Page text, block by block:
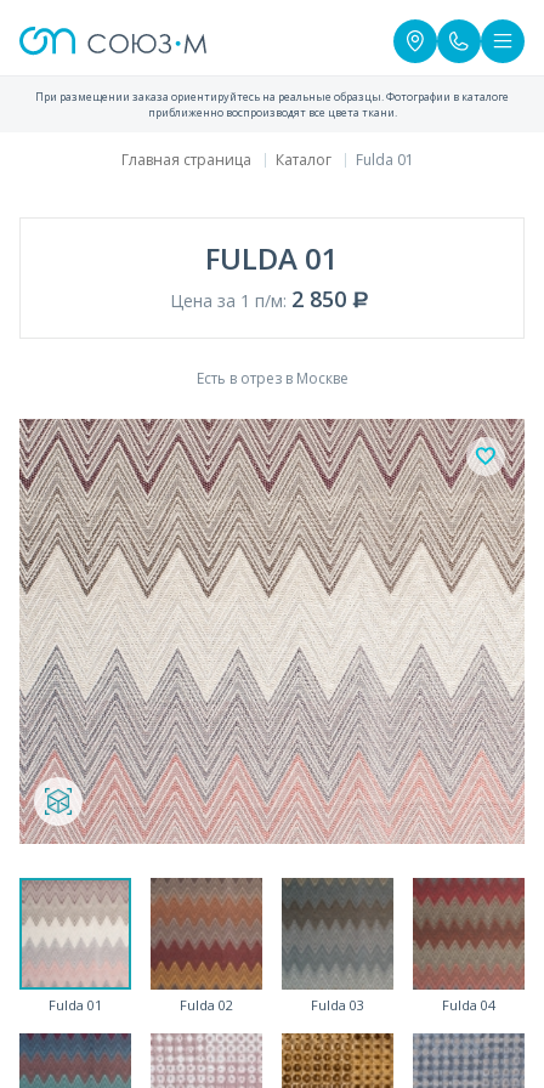
При размещении заказа ориентируйтесь на реальные образцы. Фотографии в каталоге
приближенно воспроизводят все цвета ткани.
Главная страница Каталог Fulda 01
FULDA 01
Цена за 1 п/м: 2 850
Есть в отрез в Москве
Fulda 01 Fulda 02 Fulda 03 Fulda 04